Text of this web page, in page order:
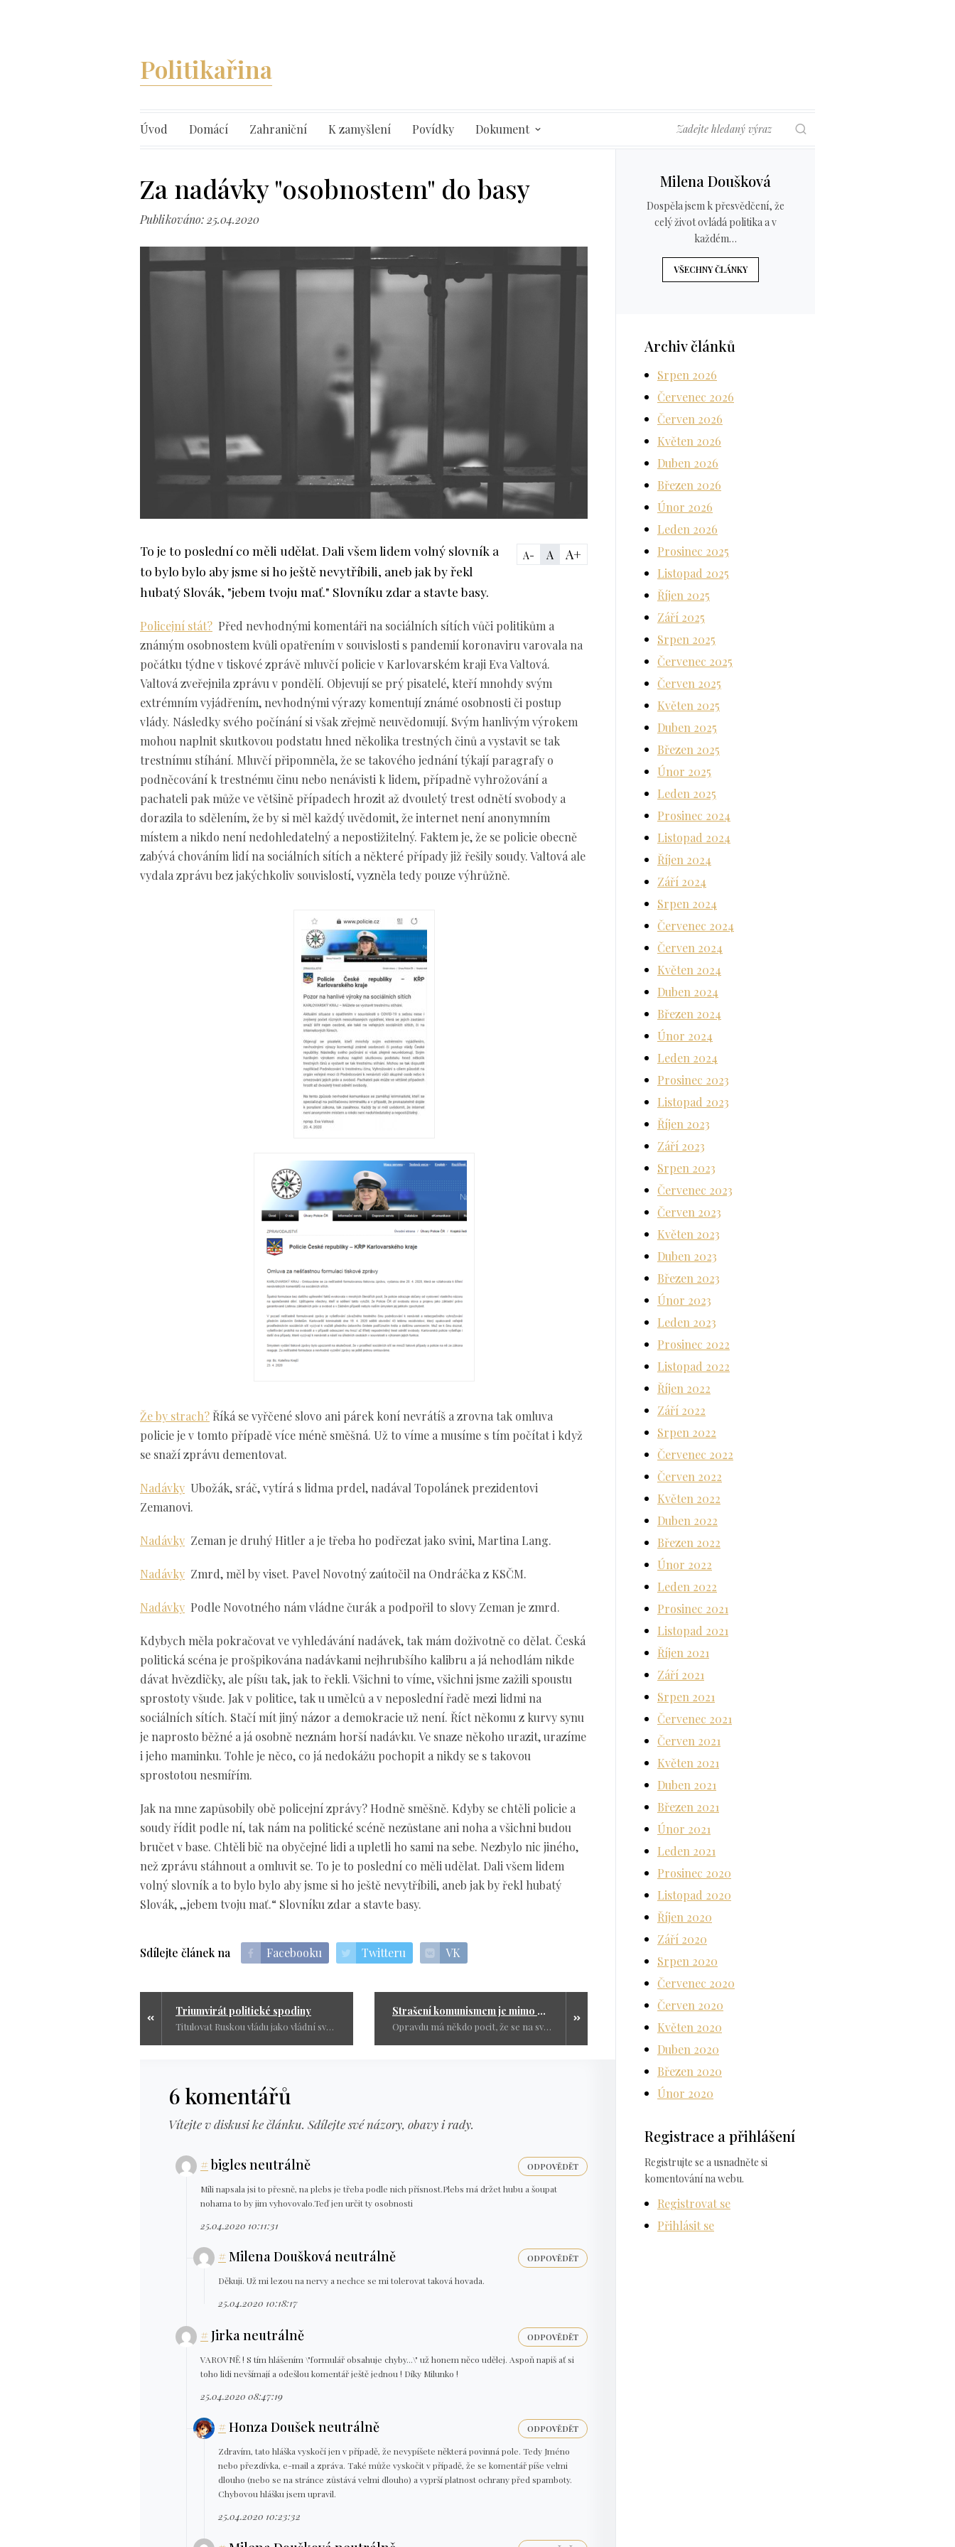
Politikařina
Úvod Domácí Zahraniční K zamyšlení Povídky Dokument
Za nadávky "osobnostem" do basy
Publikováno: 25.04.2020
A- A A+
To je to poslední co měli udělat. Dali všem lidem volný slovník a
to bylo bylo aby jsme si ho ještě nevytříbili, aneb jak by řekl
hubatý Slovák, "jebem tvoju mať." Slovníku zdar a stavte basy.
Policejní stát? Před nevhodnými komentáři na sociálních sítích vůči politikům a
známým osobnostem kvůli opatřením v souvislosti s pandemií koronaviru varovala na
počátku týdne v tiskové zprávě mluvčí policie v Karlovarském kraji Eva Valtová.
Valtová zveřejnila zprávu v pondělí. Objevují se prý pisatelé, kteří mnohdy svým
extrémním vyjádřením, nevhodnými výrazy komentují známé osobnosti či postup
vlády. Následky svého počínání si však zřejmě neuvědomují. Svým hanlivým výrokem
mohou naplnit skutkovou podstatu hned několika trestných činů a vystavit se tak
trestnímu stíhání. Mluvčí připomněla, že se takového jednání týkají paragrafy o
podněcování k trestnému činu nebo nenávisti k lidem, případně vyhrožování a
pachateli pak může ve většině případech hrozit až dvouletý trest odnětí svobody a
dorazila to sdělením, že by si měl každý uvědomit, že internet není anonymním
místem a nikdo není nedohledatelný a nepostižitelný. Faktem je, že se policie obecně
zabývá chováním lidí na sociálních sítích a některé případy již řešily soudy. Valtová ale
vydala zprávu bez jakýchkoliv souvislostí, vyzněla tedy pouze výhrůžně.
Že by strach? Říká se vyřčené slovo ani párek koní nevrátíš a zrovna tak omluva
policie je v tomto případě více méně směšná. Už to víme a musíme s tím počítat i když
se snaží zprávu dementovat.
Nadávky Ubožák, sráč, vytírá s lidma prdel, nadával Topolánek prezidentovi
Zemanovi.
Nadávky Zeman je druhý Hitler a je třeba ho podřezat jako svini, Martina Lang.
Nadávky Zmrd, měl by viset. Pavel Novotný zaútočil na Ondráčka z KSČM.
Nadávky Podle Novotného nám vládne čurák a podpořil to slovy Zeman je zmrd.
Kdybych měla pokračovat ve vyhledávání nadávek, tak mám doživotně co dělat. Česká
politická scéna je prošpikována nadávkami nejhrubšího kalibru a já nehodlám nikde
dávat hvězdičky, ale píšu tak, jak to řekli. Všichni to víme, všichni jsme zažili spoustu
sprostoty všude. Jak v politice, tak u umělců a v neposlední řadě mezi lidmi na
sociálních sítích. Stačí mít jiný názor a demokracie už není. Říct někomu z kurvy synu
je naprosto běžné a já osobně neznám horší nadávku. Ve snaze někoho urazit, urazíme
i jeho maminku. Tohle je něco, co já nedokážu pochopit a nikdy se s takovou
sprostotou nesmířím.
Jak na mne zapůsobily obě policejní zprávy? Hodně směšně. Kdyby se chtěli policie a
soudy řídit podle ní, tak nám na politické scéně nezůstane ani noha a všichni budou
bručet v base. Chtěli bič na obyčejné lidi a upletli ho sami na sebe. Nezbylo nic jiného,
než zprávu stáhnout a omluvit se. To je to poslední co měli udělat. Dali všem lidem
volný slovník a to bylo bylo aby jsme si ho ještě nevytříbili, aneb jak by řekl hubatý
Slovák, „jebem tvoju mať.“ Slovníku zdar a stavte basy.
Sdílejte článek na Facebooku Twitteru VK
Triumvirát politické spodiny
Titulovat Ruskou vládu jako vládní svině, jak to chce opravdu hodně hloupého člověka. Tak a teď už tu máme bezva triumvirát. Novotný, Kolář, Janda. Ke ke komu tohle trio patří? ODS a TOPka.
Strašení komunismem je mimo mísu
Opravdu má někdo pocit, že se na světě směřuje ke komunismu? Neustále to čtu a slyším ze všech stran, ale já to tak nevnímám a nic nenasvědčuje tomu, že by snad dělnická třída měla převzít otěže vládnutí.
6 komentářů
Vítejte v diskusi ke článku. Sdílejte své názory, obavy i rady.
#bigles neutrálně
Míli napsala jsi to přesně, na plebs je třeba podle nich přísnost.Plebs má držet hubu a šoupat
nohama to by jim vyhovovalo.Teď jen určit ty osobnosti
25.04.2020 10:11:31
ODPOVĚDĚT
#Milena Doušková neutrálně
Děkuji. Už mi lezou na nervy a nechce se mi tolerovat taková hovada.
25.04.2020 10:18:17
ODPOVĚDĚT
#Jirka neutrálně
VAROVNĚ ! S tím hlášením \"formulář obsahuje chyby...\" už honem něco udělej. Aspoň napiš ať si
toho lidi nevšímají a odešlou komentář ještě jednou ! Díky Milunko !
25.04.2020 08:47:19
ODPOVĚDĚT
#Honza Doušek neutrálně
Zdravím, tato hláška vyskočí jen v případě, že nevypíšete některá povinná pole. Tedy Jméno
nebo přezdívka, e-mail a zpráva. Také může vyskočit v případě, že se komentář píše velmi
dlouho (nebo se na stránce zůstává velmi dlouho) a vyprší platnost ochrany před spamboty.
Chybovou hlášku jsem upravil.
25.04.2020 10:23:32
ODPOVĚDĚT
Milena Doušková
Dospěla jsem k přesvědčení, že
celý život ovládá politika a v
každém…
VŠECHNY ČLÁNKY
Archiv článků
Srpen 2026
Červenec 2026
Červen 2026
Květen 2026
Duben 2026
Březen 2026
Únor 2026
Leden 2026
Prosinec 2025
Listopad 2025
Říjen 2025
Září 2025
Srpen 2025
Červenec 2025
Červen 2025
Květen 2025
Duben 2025
Březen 2025
Únor 2025
Leden 2025
Prosinec 2024
Listopad 2024
Říjen 2024
Září 2024
Srpen 2024
Červenec 2024
Červen 2024
Květen 2024
Duben 2024
Březen 2024
Únor 2024
Leden 2024
Prosinec 2023
Listopad 2023
Říjen 2023
Září 2023
Srpen 2023
Červenec 2023
Červen 2023
Květen 2023
Duben 2023
Březen 2023
Únor 2023
Leden 2023
Prosinec 2022
Listopad 2022
Říjen 2022
Září 2022
Srpen 2022
Červenec 2022
Červen 2022
Květen 2022
Duben 2022
Březen 2022
Únor 2022
Leden 2022
Prosinec 2021
Listopad 2021
Říjen 2021
Září 2021
Srpen 2021
Červenec 2021
Červen 2021
Květen 2021
Duben 2021
Březen 2021
Únor 2021
Leden 2021
Prosinec 2020
Listopad 2020
Říjen 2020
Září 2020
Srpen 2020
Červenec 2020
Červen 2020
Květen 2020
Duben 2020
Březen 2020
Únor 2020
Registrace a přihlášení
Registrujte se a usnadněte si
komentování na webu.
Registrovat se
Přihlásit se